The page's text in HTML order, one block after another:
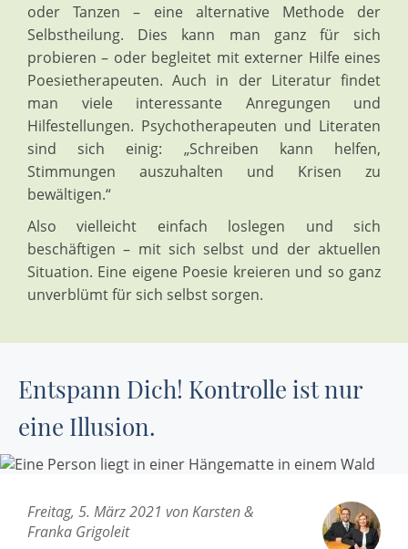
oder Tanzen – eine alternative Methode der
Selbstheilung. Dies kann man ganz für sich
probieren – oder begleitet mit externer Hilfe eines
Poesietherapeuten. Auch in der Literatur findet
man viele interessante Anregungen und
Hilfestellungen. Psychotherapeuten und Literaten
sind sich einig: „Schreiben kann helfen,
Stimmungen auszuhalten und Krisen zu
bewältigen.“
Also vielleicht einfach loslegen und sich
beschäftigen – mit sich selbst und der aktuellen
Situation. Eine eigene Poesie kreieren und so ganz
unverblümt für sich selbst sorgen.
Entspann Dich! Kontrolle ist nur
eine Illusion.
Freitag, 5. März 2021 von Karsten &
Franka Grigoleit